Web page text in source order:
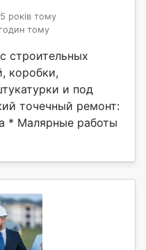
років тому
тому
строительных
коробки,
и под
точечный ремонт:
* Малярные работы